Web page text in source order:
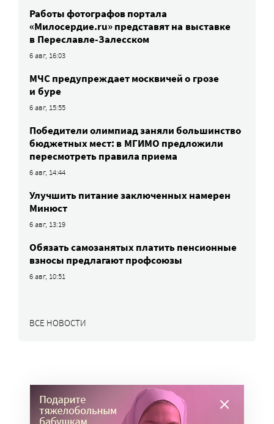
Работы фотографов портала
«Милосердие.ru» представят на выставке
в Переславле-Залесском
6 авг, 16:03
МЧС предупреждает москвичей о грозе
и буре
6 авг, 15:55
Победители олимпиад заняли большинство
бюджетных мест: в МГИМО предложили
пересмотреть правила приема
6 авг, 14:44
Улучшить питание заключенных намерен
Минюст
6 авг, 13:19
Обязать самозанятых платить пенсионные
взносы предлагают профсоюзы
6 авг, 10:51
ВСЕ НОВОСТИ